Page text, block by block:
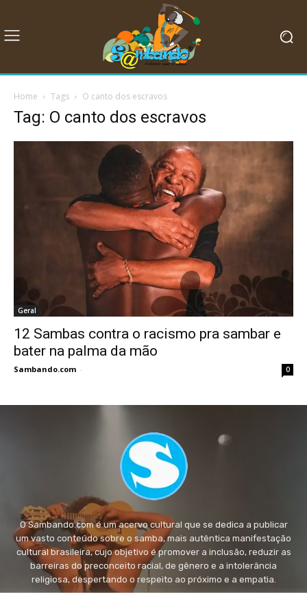
Home Tags O canto dos escravos
Tag: O canto dos escravos
Geral
12 Sambas contra o racismo pra sambar e
bater na palma da mão
Sambando.com - 0
O Sambando.com é um acervo cultural que se dedica a publicar
um vasto conteúdo sobre o samba, mais autêntica manifestação
cultural brasileira, cujo objetivo é promover a inclusão, reduzir as
barreiras do preconceito racial, de gênero e a intolerância
religiosa, despertando o respeito ao próximo e a empatia.